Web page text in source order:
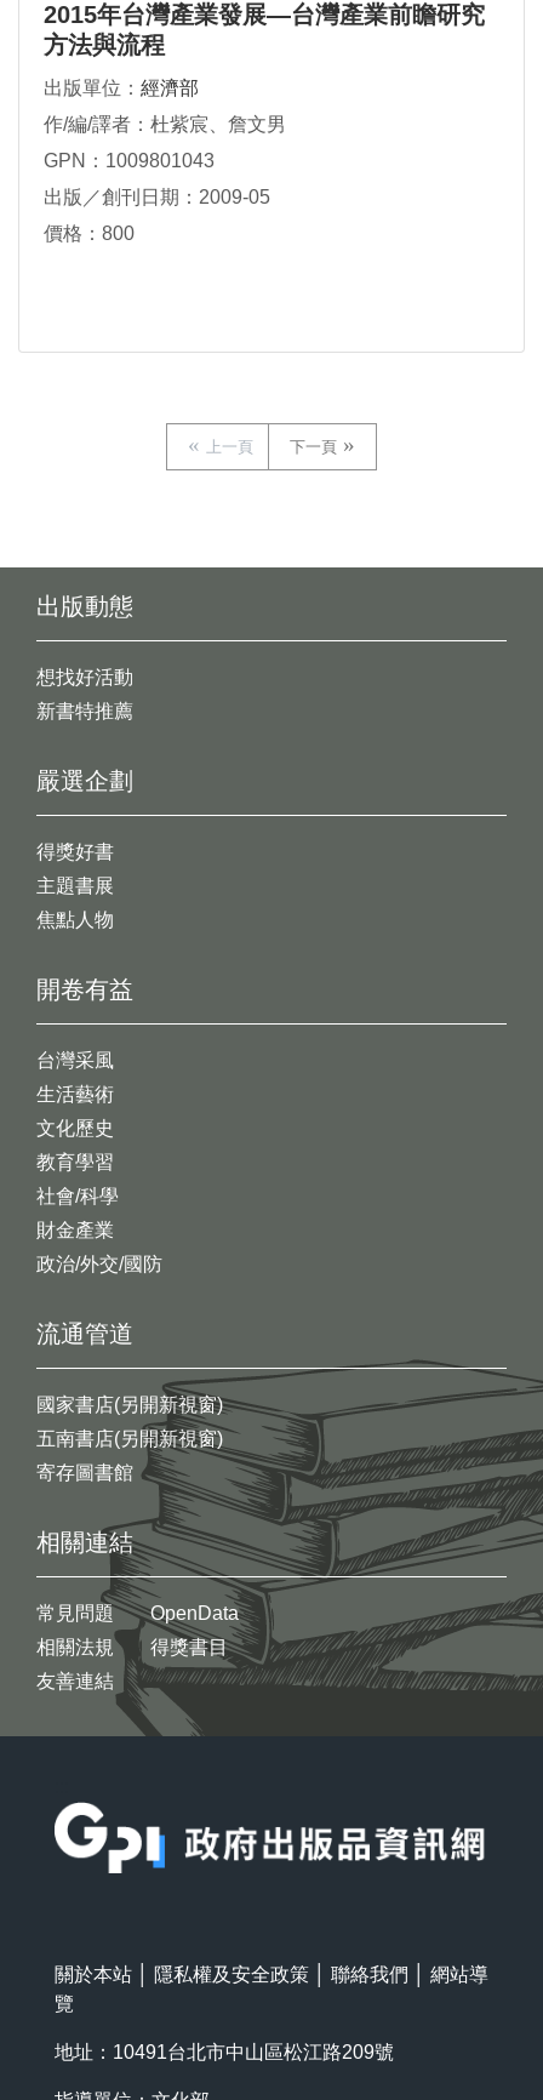
2015年台灣產業發展—台灣產業前瞻研究
方法與流程
出版單位： 經濟部
作/編/譯者：杜紫宸、詹文男
GPN：1009801043
出版／創刊日期：2009-05
價格：800
上一頁 下一頁
出版動態
想找好活動
新書特推薦
開卷有益
台灣采風
生活藝術
文化歷史
教育學習
社會/科學
財金產業
政治/外交/國防
嚴選企劃
得獎好書
主題書展
焦點人物
流通管道
國家書店(另開新視窗)
五南書店(另開新視窗)
寄存圖書館
相關連結
常見問題
相關法規
友善連結
OpenData
得獎書目
關於本站 隱私權及安全政策 聯絡我們
網站導
覽
地址：10491台北市中山區松江路209號